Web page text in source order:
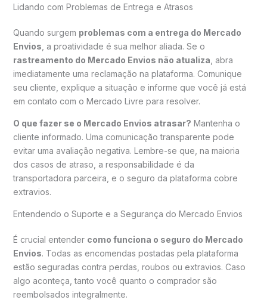
Lidando com Problemas de Entrega e Atrasos
Quando surgem problemas com a entrega do Mercado
Envios , a proatividade é sua melhor aliada. Se o
rastreamento do Mercado Envios não atualiza , abra
imediatamente uma reclamação na plataforma. Comunique
seu cliente, explique a situação e informe que você já está
em contato com o Mercado Livre para resolver.
O que fazer se o Mercado Envios atrasar? Mantenha o
cliente informado. Uma comunicação transparente pode
evitar uma avaliação negativa. Lembre-se que, na maioria
dos casos de atraso, a responsabilidade é da
transportadora parceira, e o seguro da plataforma cobre
extravios.
Entendendo o Suporte e a Segurança do Mercado Envios
É crucial entender como funciona o seguro do Mercado
Envios. Todas as encomendas postadas pela plataforma
estão seguradas contra perdas, roubos ou extravios. Caso
algo aconteça, tanto você quanto o comprador são
reembolsados integralmente.